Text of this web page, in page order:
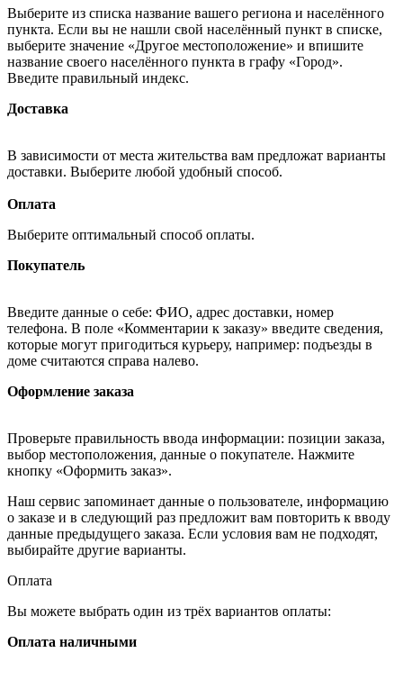
Выберите из списка название вашего региона и населённого
пункта. Если вы не нашли свой населённый пункт в списке,
выберите значение «Другое местоположение» и впишите
название своего населённого пункта в графу «Город».
Введите правильный индекс.
Доставка
В зависимости от места жительства вам предложат варианты
доставки. Выберите любой удобный способ.
Оплата
Выберите оптимальный способ оплаты.
Покупатель
Введите данные о себе: ФИО, адрес доставки, номер
телефона. В поле «Комментарии к заказу» введите сведения,
которые могут пригодиться курьеру, например: подъезды в
доме считаются справа налево.
Оформление заказа
Проверьте правильность ввода информации: позиции заказа,
выбор местоположения, данные о покупателе. Нажмите
кнопку «Оформить заказ».
Наш сервис запоминает данные о пользователе, информацию
о заказе и в следующий раз предложит вам повторить к вводу
данные предыдущего заказа. Если условия вам не подходят,
выбирайте другие варианты.
Оплата
Вы можете выбрать один из трёх вариантов оплаты:
Оплата наличными